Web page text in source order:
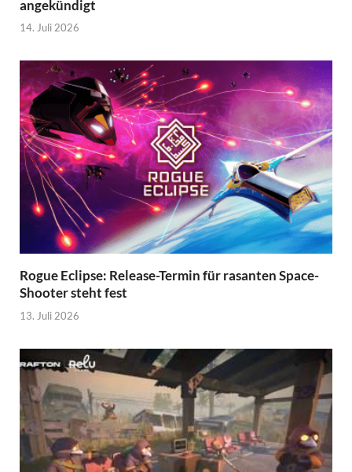
angekündigt
14. Juli 2026
Rogue Eclipse: Release-Termin für rasanten Space-
Shooter steht fest
13. Juli 2026